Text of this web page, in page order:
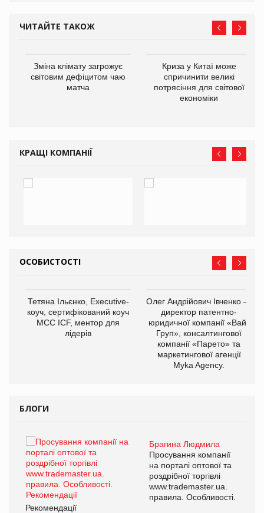
ЧИТАЙТЕ ТАКОЖ
Зміна клімату загрожує
світовим дефіцитом чаю
матча
Криза у Китаї може
спричинити великі
потрясіння для світової
економіки
КРАЩІ КОМПАНІЇ
ОСОБИСТОСТІ
Тетяна Ільєнко, Executive-
коуч, сертифікований коуч
МСС ICF, ментор для
лідерів
Олег Андрійович Івченко —
директор патентно-
юридичної компанії «Вайз
Груп», консалтингової
компанії «Парето» та
маркетингової агенції
Myka Agency.
БЛОГИ
Брагина Людмила
Просування компанії
на порталі оптової та
роздрібної торгівлі
www.trademaster.ua.
правила. Особливості.
Рекомендації